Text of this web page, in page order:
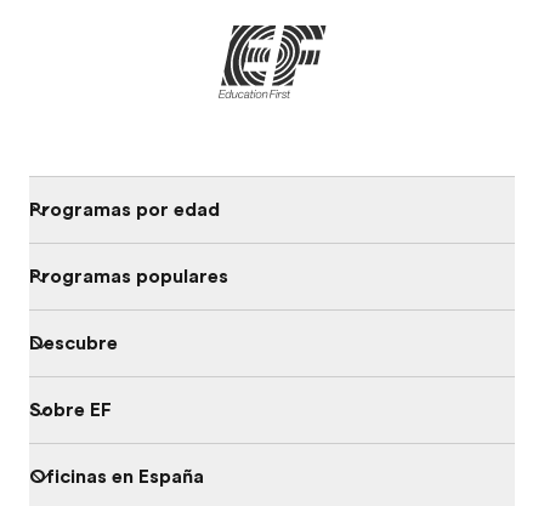
Programas por edad
Programas populares
Descubre
Sobre EF
Oficinas en España